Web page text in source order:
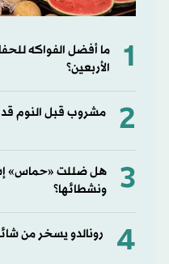
1
ما أفضل الفواكه
الأربعين؟
2 مشروب قبل النوم
3
هل ضللت «حماس»
ونشطائها؟
4 رونالدو يسخر من